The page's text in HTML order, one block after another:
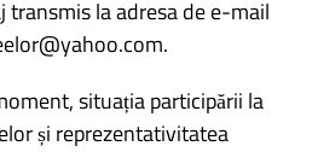
transmis la adresa de e-mail
situația participării la
și reprezentativitatea